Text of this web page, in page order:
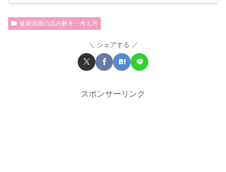
健康情報の読み解き・考え方
シェアする
スポンサーリンク